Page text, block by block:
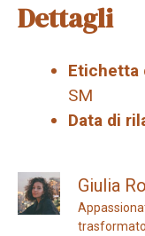
Dettagli
Etichetta
SM
Data di
Giulia
trasformato